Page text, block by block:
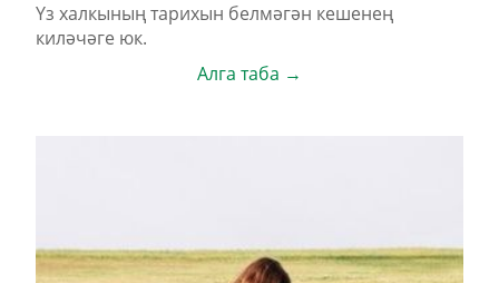
Үз халкының тарихын белмәгән кешенең
киләчәге юк.
Алга таба →